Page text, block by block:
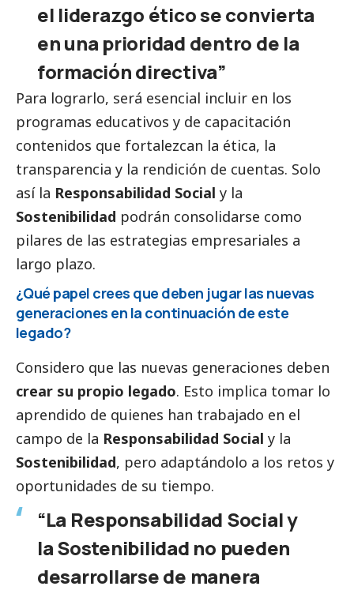
el liderazgo ético se convierta
en una prioridad dentro de la
formación directiva”
Para lograrlo, será esencial incluir en los
programas educativos y de capacitación
contenidos que fortalezcan la ética, la
transparencia y la rendición de cuentas. Solo
así la Responsabilidad Social y la
Sostenibilidad podrán consolidarse como
pilares de las estrategias empresariales a
largo plazo.
¿Qué papel crees que deben jugar las nuevas
generaciones en la continuación de este
legado?
Considero que las nuevas generaciones deben
crear su propio legado. Esto implica tomar lo
aprendido de quienes han trabajado en el
campo de la Responsabilidad Social y la
Sostenibilidad, pero adaptándolo a los retos y
oportunidades de su tiempo.
“La Responsabilidad Socialy
la Sostenibilidad no pueden
desarrollarse de manera